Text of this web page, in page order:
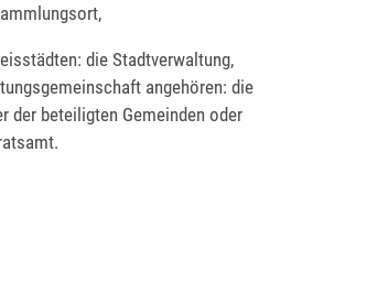
die Stadtverwaltung,
angehören: die
der beteiligten Gemeinden oder